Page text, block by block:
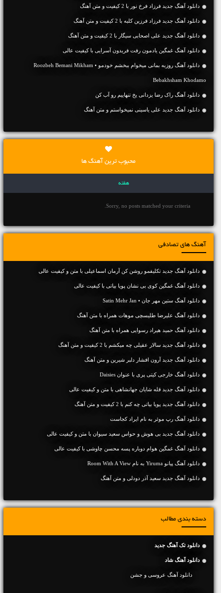
دانلود آهنگ جديد فرزاد فرخ نور با 2 کیفیت و متن آهنگ
دانلود آهنگ جديد فرزاد فرزین کلبه با 2 کیفیت و متن آهنگ
دانلود آهنگ جديد علی اصحابی سیگار با 2 کیفیت و متن آهنگ
دانلود آهنگ غمگین یادمون رفت فریدون آسرایی با کیفیت عالی
دانلود آهنگ روزبه بمانی میخوام ببخشم خودمو • Roozbeh Bemani Mikham
Bebakhsham Khodamo
دانلود آهنگ راک رضا یزدانی یخ تنهاییم رو آب کن
دانلود آهنگ جديد علی یاسینی نمیخواستم و متن آهنگ
محبوب ترین آهنگ ها
هفته
Sorry, no posts matched your criteria.
آهنگ های تصادفی
دانلود آهنگ جديد تکلیفمو روشن کن آرمان اسماعیلی با متن و کیفیت عالی
دانلود آهنگ غمگین کوی بی نشان پویا بیاتی با کیفیت عالی
دانلود آهنگ ستین مهر جان • Satin Mehr Jan
دانلود آهنگ علیرضا طلیسچی موهات همراه با متن آهنگ
دانلود آهنگ حمید هیراد رسوایی همراه با متن آهنگ
دانلود آهنگ جديد سالار عقیلی چه میکشم با 2 کیفیت و متن آهنگ
دانلود آهنگ جديد آرون افشار دلبر شیرین و متن آهنگ
دانلود آهنگ خارجی کیتی پری با عنوان Daisies
دانلود آهنگ جديد قله شایان جهانشاهی با متن و کیفیت عالی
دانلود آهنگ جديد پویا بیاتی چه کنم با 2 کیفیت و متن آهنگ
دانلود آهنگ رپ موئر به نام ایراد کجاست
دانلود آهنگ جديد بی هوش و حواس سعید سیوان با متن و کیفیت عالی
دانلود آهنگ غمگین هوام دوباره پسه محسن چاوشی با کیفیت عالی
دانلود آهنگ پیانو Yiruma به نام Room With A View
دانلود آهنگ جديد سعید آذر دودلی و متن آهنگ
دسته بندی مطالب
دانلود تک آهنگ جدید
دانلود آهنگ شاد
دانلود آهنگ عروسی و جشن